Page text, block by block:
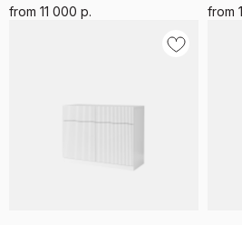
from 11 000 р. from